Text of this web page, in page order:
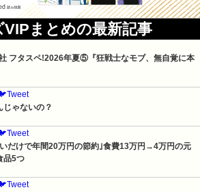
VIPまとめの最新記事
フタスペ!2026年夏⑤『狂戦士なモブ、無自覚に本
じゃないの？
だけで年間20万円の節約｣食費13万円→4万円の元
品5つ